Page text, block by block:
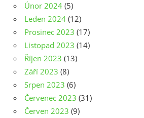
Únor 2024 (5)
Leden 2024 (12)
Prosinec 2023 (17)
Listopad 2023 (14)
Říjen 2023 (13)
Září 2023 (8)
Srpen 2023 (6)
Červenec 2023 (31)
Červen 2023 (9)